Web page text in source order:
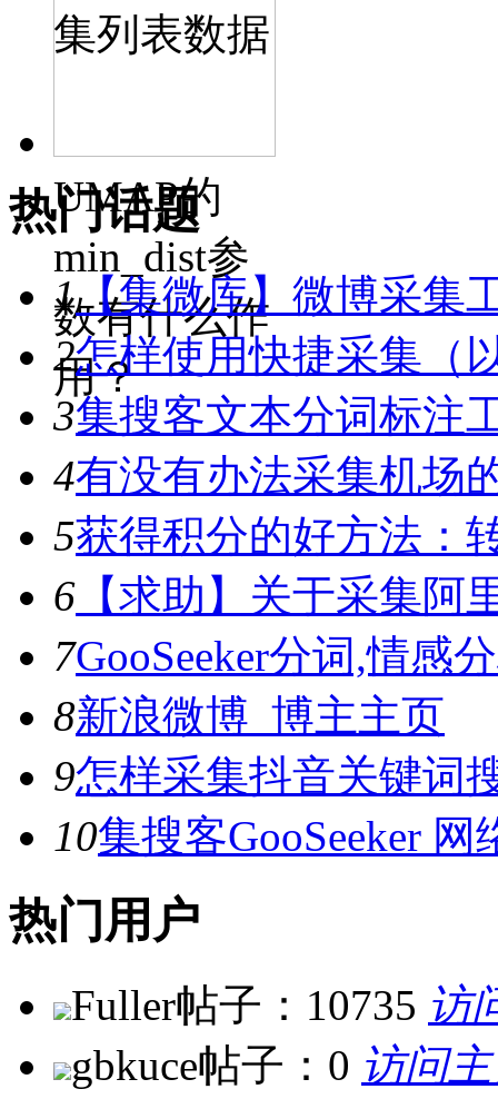
集列表数据
UMAP的
min_dist参
数有什么作
用？
热门话题
1【集微库】微博采集
2怎样使用快捷采集（
3集搜客文本分词标注
4有没有办法采集机场
5获得积分的好方法：
6 【求助】关于采集阿
7GooSeeker分词,情感
8新浪微博_博主主页
9怎样采集抖音关键词
10集搜客GooSeeker
热门用户
Fuller帖子：10735 访
gbkuce帖子：0 访问